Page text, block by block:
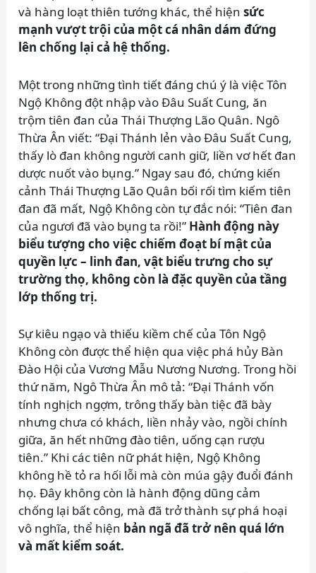
và hàng loạt thiên tướng khác, thể hiệnsức
mạnh vượt trội của một cá nhân dám đứng
lên chống lại cả hệ thống.
Một trong những tình tiết đáng chú ý là việc Tôn
Ngộ Không đột nhập vào Đâu Suất Cung, ăn
trộm tiên đan của Thái Thượng Lão Quân. Ngô
Thừa Ân viết: “Đại Thánh lẻn vào Đâu Suất Cung,
thấy lò đan không người canh giữ, liền vơ hết đan
dược nuốt vào bụng.” Ngay sau đó, chứng kiến
cảnh Thái Thượng Lão Quân bối rối tìm kiếm tiên
đan đã mất, Ngộ Không còn tự đắc nói: “Tiên đan
của ngươi đã vào bụng ta rồi!” Hành động này
biểu tượng cho việc chiếm đoạt bí mật của
quyền lực – linh đan, vật biểu trưng cho sự
trường thọ, không còn là đặc quyền của tầng
lớp thống trị.
Sự kiêu ngạo và thiếu kiềm chế của Tôn Ngộ
Không còn được thể hiện qua việc phá hủy Bàn
Đào Hội của Vương Mẫu Nương Nương. Trong hồi
thứ năm, Ngô Thừa Ân mô tả: “Đại Thánh vốn
tính nghịch ngợm, trông thấy bàn tiệc đã bày
nhưng chưa có khách, liền nhảy vào, ngồi chính
giữa, ăn hết những đào tiên, uống cạn rượu
tiên.” Khi các tiên nữ phát hiện, Ngộ Không
không hề tỏ ra hối lỗi mà còn múa gậy đuổi đánh
họ. Đây không còn là hành động dũng cảm
chống lại bất công, mà đã trở thành sự phá hoại
vô nghĩa, thể hiện bản ngã đã trở nên quá lớn
và mất kiểm soát.